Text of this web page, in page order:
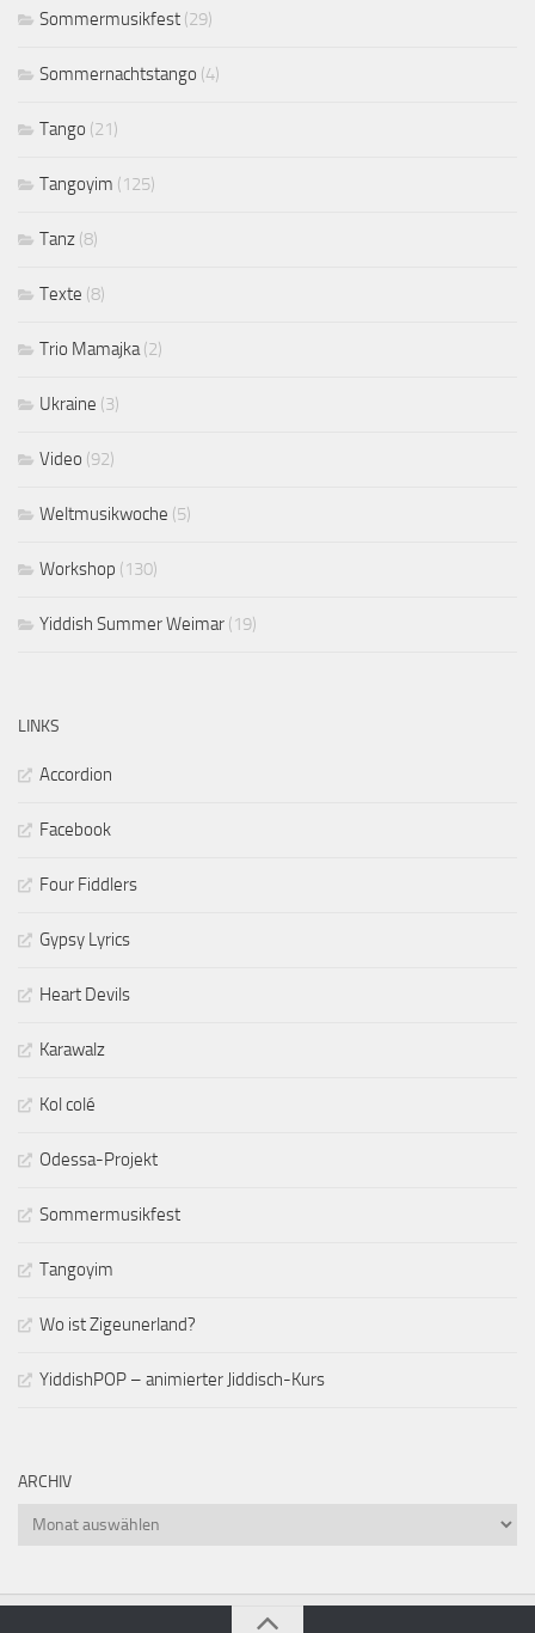
Sommermusikfest (29)
Sommernachtstango (4)
Tango (21)
Tangoyim (125)
Tanz (8)
Texte (8)
Trio Mamajka(2)
Ukraine (3)
Video (92)
Weltmusikwoche (5)
Workshop (130)
Yiddish Summer Weimar (19)
LINKS
Accordion
Facebook
Four Fiddlers
Gypsy Lyrics
Heart Devils
Karawalz
Kol colé
Odessa-Projekt
Sommermusikfest
Tangoyim
Wo ist Zigeunerland?
YiddishPOP – animierter Jiddisch-Kurs
ARCHIV
Archiv